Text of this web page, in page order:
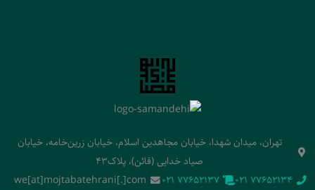
تهران، میدان شهدا، خیابان مجاهدین اسلام، خیابان زرین‌خامه، خیابان
صیاد خدایی (قائن)، پلاک43
‭021 77652134‬
‭021 77652137‬
we[at]mojtabatehrani[.]com